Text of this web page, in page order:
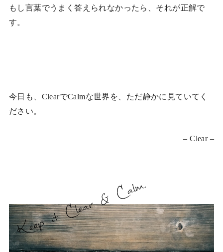
もし言葉でうまく答えられなかったら、それが正解で
す。
今日も、ClearでCalmな世界を、ただ静かに見ていてく
ださい。
– Clear –